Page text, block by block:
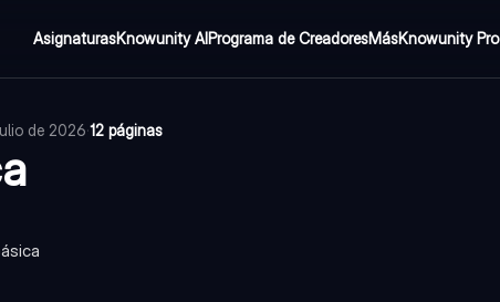
AsignaturasKnowunity AIPrograma de CreadoresMásKnowunity Pro
de 2026·12 páginas